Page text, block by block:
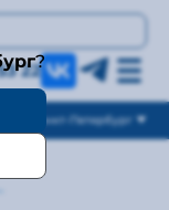
22
Санкт-Петербург
?